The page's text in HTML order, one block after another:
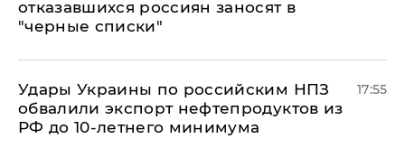
отказавшихся россиян заносят в
"черные списки"
Удары Украины по российским НПЗ
обвалили экспорт нефтепродуктов из
РФ до 10-летнего минимума
17:55